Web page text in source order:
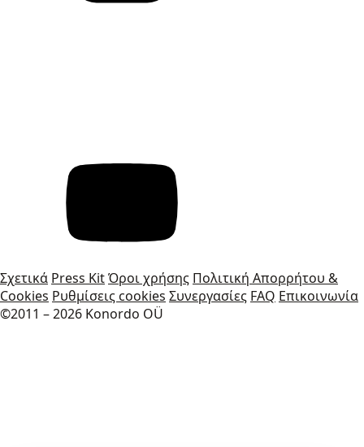
Σχετικά Press KitΌροι χρήσης Πολιτική Απορρήτου &
Cookies Ρυθμίσεις cookies Συνεργασίες FAQ Επικοινωνία
©2011 – 2026 Konordo OÜ